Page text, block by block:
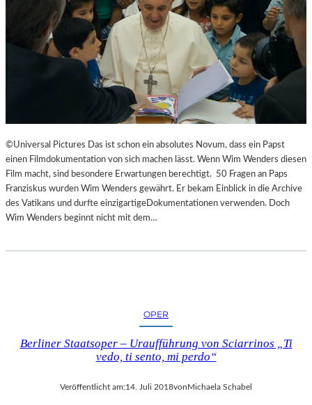
©Universal Pictures Das ist schon ein absolutes Novum, dass ein Papst
einen Filmdokumentation von sich machen lässt. Wenn Wim Wenders diesen
Film macht, sind besondere Erwartungen berechtigt. 50 Fragen an Paps
Franziskus wurden Wim Wenders gewährt. Er bekam Einblick in die Archive
des Vatikans und durfte einzigartigeDokumentationen verwenden. Doch
Wim Wenders beginnt nicht mit dem…
OPER
Berliner Staatsoper – Uraufführung von Sciarrinos „Ti
vedo, ti sento, mi perdo“
Veröffentlicht am:14. Juli 2018vonMichaela Schabel